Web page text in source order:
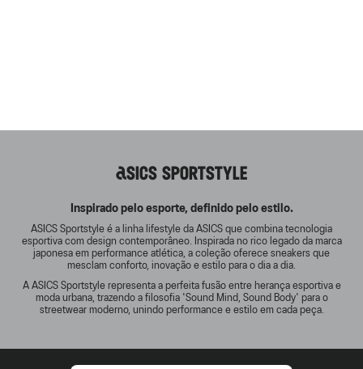
ASICS SPORTSTYLE
Inspirado pelo esporte, definido pelo estilo.
ASICS Sportstyle é a linha lifestyle da ASICS que combina tecnologia
esportiva com design contemporâneo. Inspirada no rico legado da marca
japonesa em performance atlética, a coleção oferece sneakers que
mesclam conforto, inovação e estilo para o dia a dia.
A ASICS Sportstyle representa a perfeita fusão entre herança esportiva e
moda urbana, trazendo a filosofia 'Sound Mind, Sound Body' para o
streetwear moderno, unindo performance e estilo em cada peça.